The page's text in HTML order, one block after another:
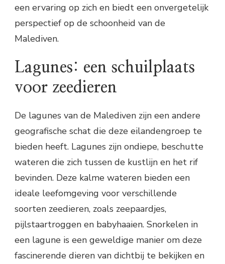
een ervaring op zich en biedt een onvergetelijk
perspectief op de schoonheid van de
Malediven.
Lagunes: een schuilplaats
voor zeedieren
De lagunes van de Malediven zijn een andere
geografische schat die deze eilandengroep te
bieden heeft. Lagunes zijn ondiepe, beschutte
wateren die zich tussen de kustlijn en het rif
bevinden. Deze kalme wateren bieden een
ideale leefomgeving voor verschillende
soorten zeedieren, zoals zeepaardjes,
pijlstaartroggen en babyhaaien. Snorkelen in
een lagune is een geweldige manier om deze
fascinerende dieren van dichtbij te bekijken en